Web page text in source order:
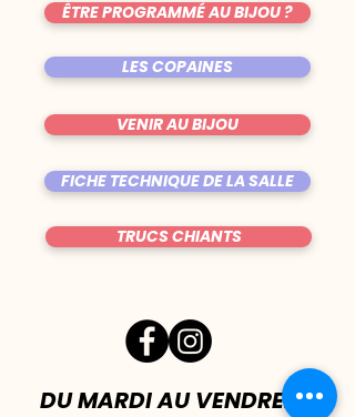
ÊTRE PROGRAMMÉ AU BIJOU ?
LES COPAINES
VENIR AU BIJOU
FICHE TECHNIQUE DE LA SALLE
TRUCS CHIANTS
DU MARDI AU VENDREDI|